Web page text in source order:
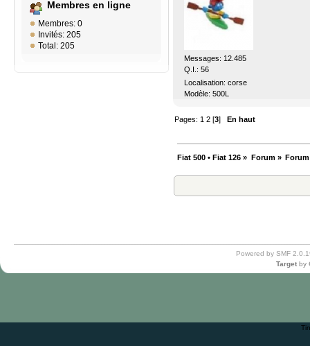
Membres en ligne
Membres: 0
Invités: 205
Total: 205
Messages: 12.485
Q.I.: 56
Localisation: corse
Modèle: 500L
Pages:1 2 [3] En haut
Fiat 500 • Fiat 126 » Forum»
Powered by SMF
Target by